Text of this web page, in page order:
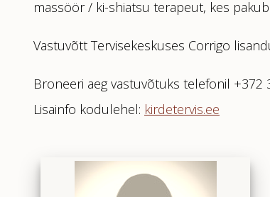
massöör / ki-shiatsu terapeut, kes
Vastuvõtt Tervisekeskuses Corrigo
Broneeri aeg vastuvõtuks telefonil +372
Lisainfo kodulehel: kirdetervis.ee